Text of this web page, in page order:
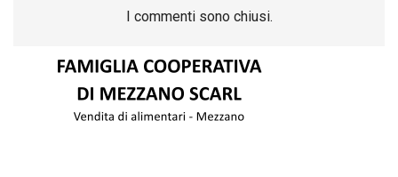
I commenti sono chiusi.